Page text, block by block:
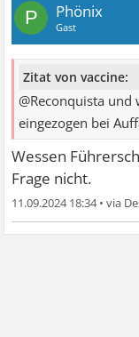
P Phönix
Gast
Zitat von vaccine:
@Reconquista
eingezogen bei
Wessen
Frage nicht.
11.09.2024 18:34•